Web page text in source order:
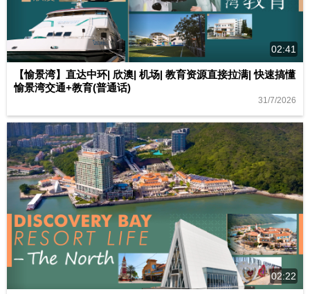
02:41
【愉景湾】直达中环| 欣澳| 机场| 教育资源直接拉满| 快速搞懂
愉景湾交通+教育(普通话)
31/7/2026
02:22